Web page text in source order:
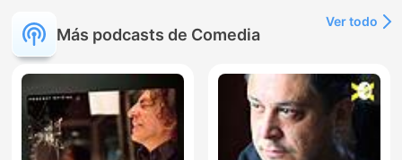
Más podcasts de Comedia
Ver todo